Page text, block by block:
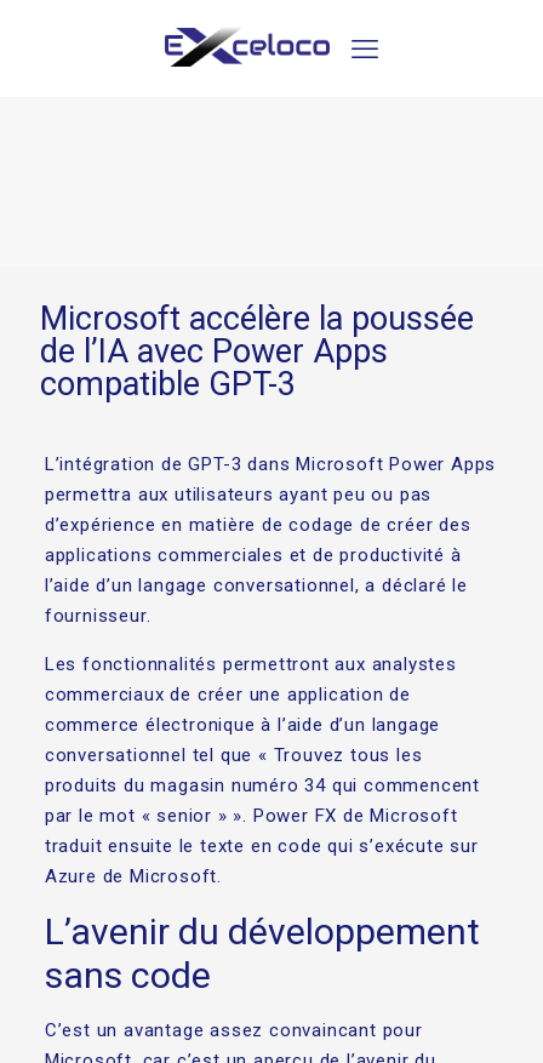
Microsoft accélère la poussée
de l’IA avec Power Apps
compatible GPT-3
L’intégration de GPT-3 dans Microsoft Power Apps
permettra aux utilisateurs ayant peu ou pas
d’expérience en matière de codage de créer des
applications commerciales et de productivité à
l’aide d’un langage conversationnel, a déclaré le
fournisseur.
Les fonctionnalités permettront aux analystes
commerciaux de créer une application de
commerce électronique à l’aide d’un langage
conversationnel tel que « Trouvez tous les
produits du magasin numéro 34 qui commencent
par le mot « senior » ». Power FX de Microsoft
traduit ensuite le texte en code qui s’exécute sur
Azure de Microsoft.
L’avenir du développement
sans code
C’est un avantage assez convaincant pour